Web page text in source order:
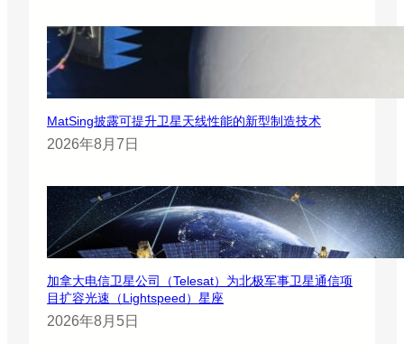
MatSing披露可提升卫星天线性能的新型制造技术
2026年8月7日
加拿大电信卫星公司（Telesat）为北极军事卫星通信项
目扩容光速（Lightspeed）星座
2026年8月5日